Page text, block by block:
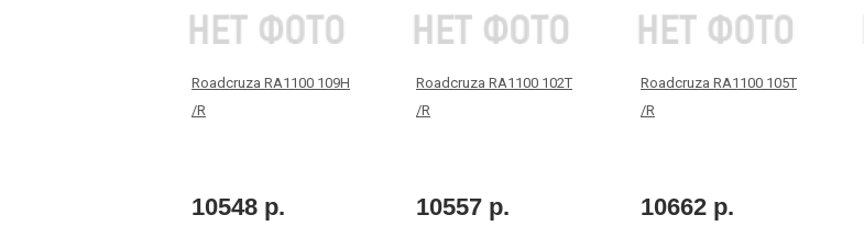
Roadcruza RA1100 109H
/R
10548 р.
Roadcruza RA1100 102T
/R
10557 р.
Roadcruza RA1100 105T
/R
10662 р.